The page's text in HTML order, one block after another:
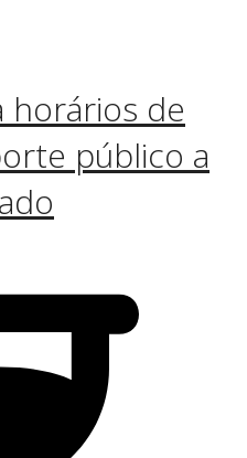
horários de
público a